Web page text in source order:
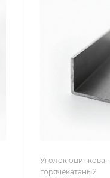
Уголок
горячекатаный
Высота,
125
Толщина,
Сплав /